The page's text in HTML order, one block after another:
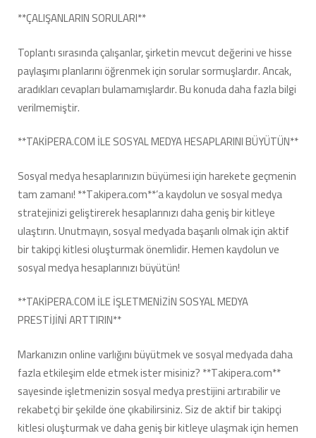
**ÇALIŞANLARIN SORULARI**
Toplantı sırasında çalışanlar, şirketin mevcut değerini ve hisse
paylaşımı planlarını öğrenmek için sorular sormuşlardır. Ancak,
aradıkları cevapları bulamamışlardır. Bu konuda daha fazla bilgi
verilmemiştir.
**TAKİPERA.COM İLE SOSYAL MEDYA HESAPLARINI BÜYÜTÜN**
Sosyal medya hesaplarınızın büyümesi için harekete geçmenin
tam zamanı! **Takipera.com**’a kaydolun ve sosyal medya
stratejinizi geliştirerek hesaplarınızı daha geniş bir kitleye
ulaştırın. Unutmayın, sosyal medyada başarılı olmak için aktif
bir takipçi kitlesi oluşturmak önemlidir. Hemen kaydolun ve
sosyal medya hesaplarınızı büyütün!
**TAKİPERA.COM İLE İŞLETMENİZİN SOSYAL MEDYA
PRESTİJİNİ ARTTIRIN**
Markanızın online varlığını büyütmek ve sosyal medyada daha
fazla etkileşim elde etmek ister misiniz? **Takipera.com**
sayesinde işletmenizin sosyal medya prestijini artırabilir ve
rekabetçi bir şekilde öne çıkabilirsiniz. Siz de aktif bir takipçi
kitlesi oluşturmak ve daha geniş bir kitleye ulaşmak için hemen